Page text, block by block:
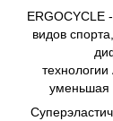
ERGOCYCLE
видов
уменьшая